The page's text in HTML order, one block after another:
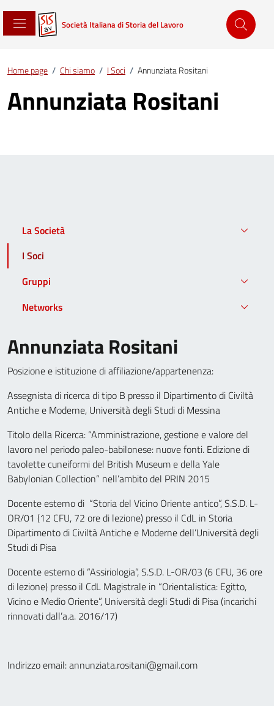
Società Italiana di Storia del Lavoro
Home page / Chi siamo / I Soci / Annunziata Rositani
Annunziata Rositani
Annunziata Rositani
Posizione e istituzione di affiliazione/appartenenza:
Assegnista di ricerca di tipo B presso il Dipartimento di Civiltà
Antiche e Moderne, Università degli Studi di Messina
Titolo della Ricerca: “Amministrazione, gestione e valore del
lavoro nel periodo paleo-babilonese: nuove fonti. Edizione di
tavolette cuneiformi del British Museum e della Yale
Babylonian Collection” nell’ambito del PRIN 2015
Docente esterno di “Storia del Vicino Oriente antico”, S.S.D. L-
OR/01 (12 CFU, 72 ore di lezione) presso il CdL in Storia
Dipartimento di Civiltà Antiche e Moderne dell’Università degli
Studi di Pisa
Docente esterno di “Assiriologia”, S.S.D. L-OR/03 (6 CFU, 36 ore
di lezione) presso il CdL Magistrale in “Orientalistica: Egitto,
Vicino e Medio Oriente”, Università degli Studi di Pisa (incarichi
rinnovati dall’a.a. 2016/17)
Indirizzo email: annunziata.rositani@gmail.com
La Società
I Soci
Gruppi
Networks